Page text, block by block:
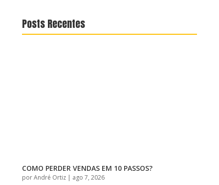
Posts Recentes
COMO PERDER VENDAS EM 10 PASSOS?
porAndré Ortiz| ago 7, 2026